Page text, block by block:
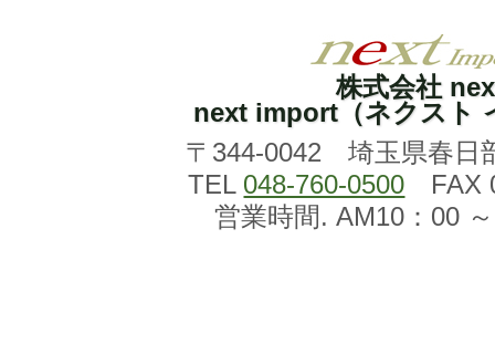
株式会社
next import（ネクスト
〒344-0042 埼玉県春日
TEL 048-760-0500 FAX
営業時間. AM10：00